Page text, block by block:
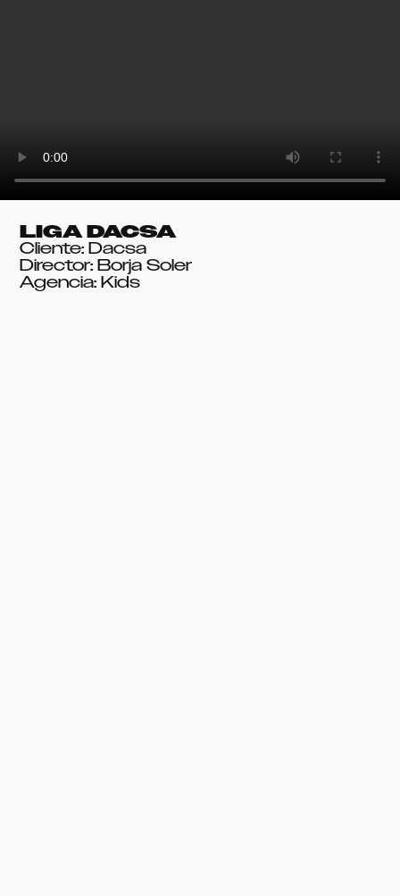
LIGA DACSA
Cliente: Dacsa
Director: Borja Soler
Agencia: Kids